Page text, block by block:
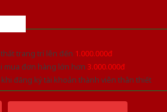
trang trí lên đến 1.000.000đ
mua đơn hàng lớn hơn 3.000.000đ
đăng ký tài khoản thành viên thân thiết